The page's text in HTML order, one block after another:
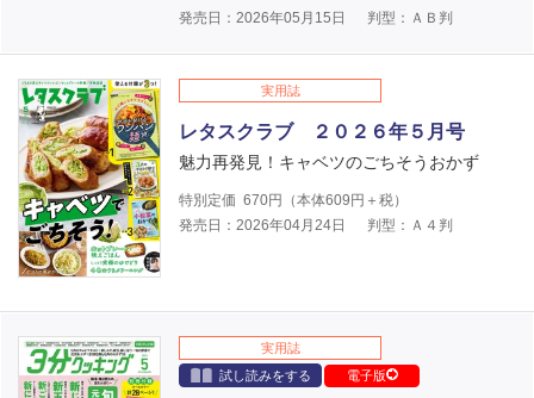
発売日：2026年05月15日
判型：ＡＢ判
実用誌
レタスクラブ ２０２６年５月号
魅力再発見！キャベツのごちそうおかず
特別定価 670円（本体609 円＋税）
発売日：2026年04月24日
判型：Ａ４判
実用誌
試し読みをする
電子版